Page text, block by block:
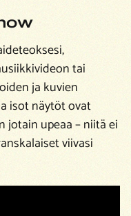
tai
ja kuvien
isot näytöt ovat
jotain upeaa – niitä ei
viivasi